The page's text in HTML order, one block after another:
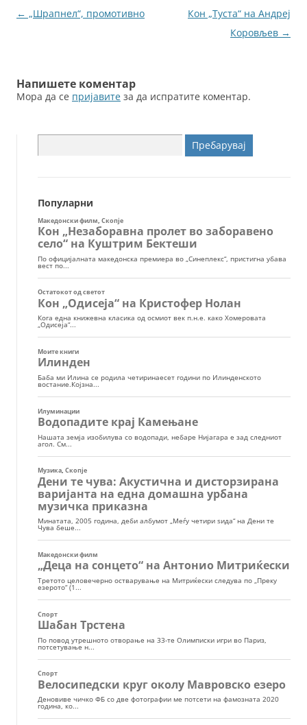
o g
Навигација
← „Шрапнел“, промотивно
Кон „Туста“ на Андреј
Коровљев →
Напишете коментар
Мора да се пријавите за да испратите коментар.
за:
Популарни